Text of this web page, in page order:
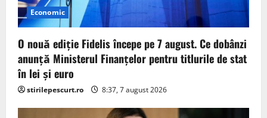
o
n
Economic
O nouă ediție Fidelis începe pe 7 august. Ce dobânzi
anunță Ministerul Finanțelor pentru titlurile de stat
în lei și euro
stirilepescurt.ro 8:37, 7 august 2026